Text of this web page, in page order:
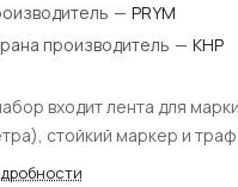
— PRYM
производитель — КНР
входит лента для
стойкий маркер и